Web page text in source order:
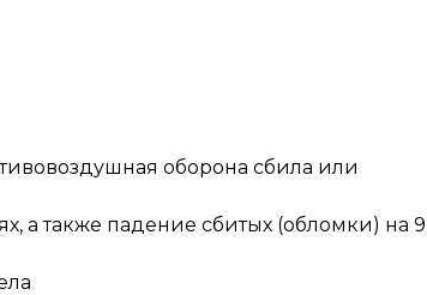
оборона сбила или
а также падение сбитых (обломки) на 9